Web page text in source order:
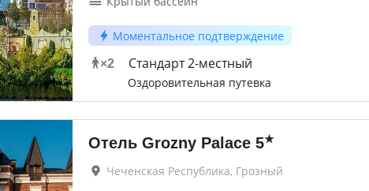
Моментальное подтверждение
×2 Стандарт 2-местный
Оздоровительная путевка
Отель Grozny Palace 5★
Чеченская Республика, Грозный